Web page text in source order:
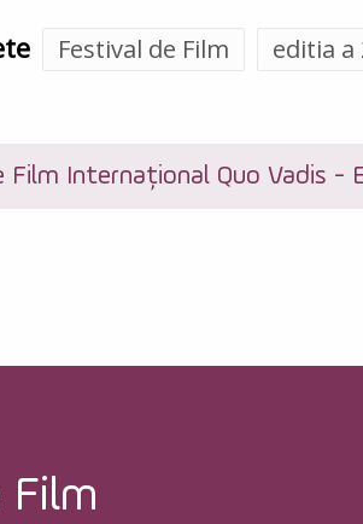
Festival de Film editia a
Film Internațional Quo Vadis -